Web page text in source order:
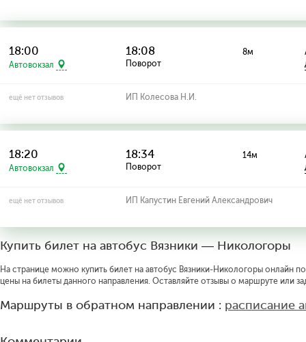
18:00
Автовокзал
18:08
Поворот
8м
ещё нет отзывов ИП Колесова Н.И.
18:20
Автовокзал
18:34
Поворот
14м
ещё нет отзывов ИП Капустин Евгений Александрович
Купить билет на автобус Вязники — Никологоры
На странице можно купить билет на автобус Вязники-Никологоры онлайн
цены на билеты данного направления. Оставляйте отзывы о маршруте или
Маршруты в обратном направлении : расписание